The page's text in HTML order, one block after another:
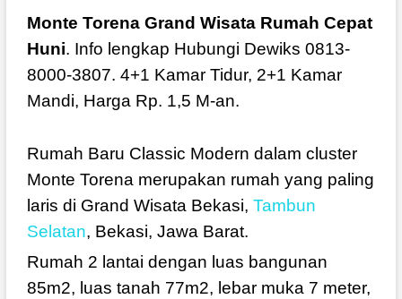
Monte Torena Grand Wisata Rumah Cepat
Huni. Info lengkap Hubungi Dewiks 0813-
8000-3807. 4+1 Kamar Tidur, 2+1 Kamar
Mandi, Harga Rp. 1,5 M-an.
Rumah Baru Classic Modern dalam cluster
Monte Torena merupakan rumah yang paling
laris di Grand Wisata Bekasi, Tambun
Selatan, Bekasi, Jawa Barat.
Rumah 2 lantai dengan luas bangunan
85m2, luas tanah 77m2, lebar muka 7 meter,